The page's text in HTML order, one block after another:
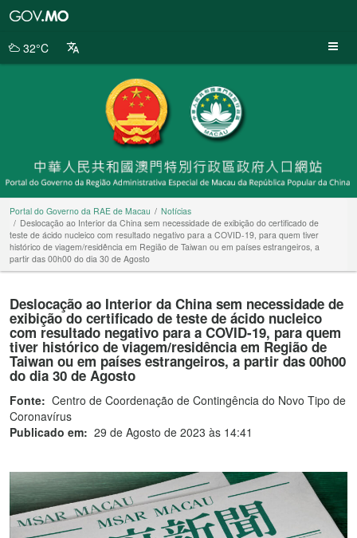
da
32°C
Portal do Governo da RAE de Macau
Notícias
Deslocação ao Interior da China sem necessidade de exibição do certificado de
teste de ácido nucleico com resultado negativo para a COVID-19, para quem tiver
histórico de viagem/residência em Região de Taiwan ou em países estrangeiros, a
partir das 00h00 do dia 30 de Agosto
Deslocação ao Interior da China sem necessidade de
exibição do certificado de teste de ácido nucleico
com resultado negativo para a COVID-19, para quem
tiver histórico de viagem/residência em Região de
Taiwan ou em países estrangeiros, a partir das 00h00
do dia 30 de Agosto
Fonte: Centro de Coordenação de Contingência do Novo Tipo de
Coronavírus
Publicado em: 29 de Agosto de 2023 às 14:41